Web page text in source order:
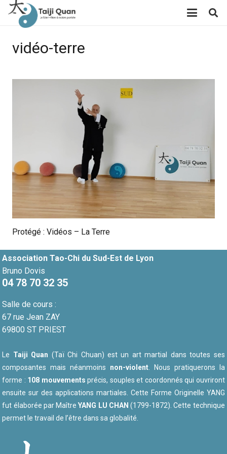
vidéo-terre
Protégé : Vidéos – La Terre
Association Tao-Chi du Sud-Est de Lyon
Bruno Dovis
04 78 70 32 35
Salle de cours :
67 rue Jean ZAY
69800 ST PRIEST
Le Taiji Quan (Taï Chi Chuan) est un art martial dans toutes ses
composantes mais néanmoins non-violent . Nous pratiquerons la
forme : 108 mouvements précis, souples et coordonnés qui ouvriront
ensuite sur des applications martiales. Cette Forme Originelle YANG
fut élaborée par MaîtreYANG LU CHAN (1799-1872). Cette technique
permet le travail de l’être dans sa globalité.